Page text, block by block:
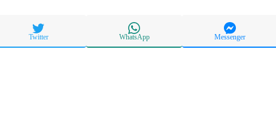
Messenger
WhatsApp
Twitter